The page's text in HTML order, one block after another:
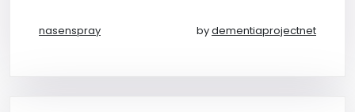
nasenspray bydementiaprojectnet